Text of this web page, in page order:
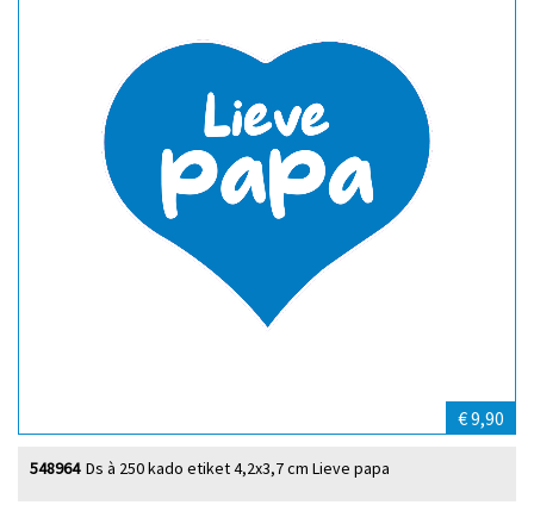
€ 9,90
Ds à 250 kado etiket 4,2x3,7 cm Lieve papa
548964